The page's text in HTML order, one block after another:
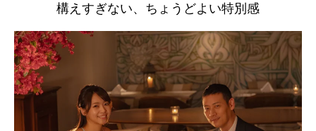
構えすぎない、ちょうどよい特別感